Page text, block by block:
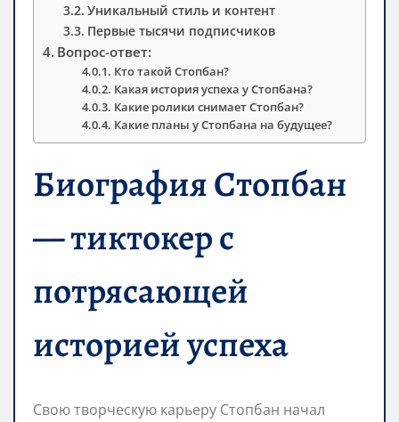
Уникальный стиль и контент
Первые тысячи подписчиков
Вопрос-ответ:
Кто такой Стопбан?
Какая история успеха у Стопбана?
Какие ролики снимает Стопбан?
Какие планы у Стопбана на будущее?
Биография Стопбан
— тиктокер с
потрясающей
историей успеха
Свою творческую карьеру Стопбан начал